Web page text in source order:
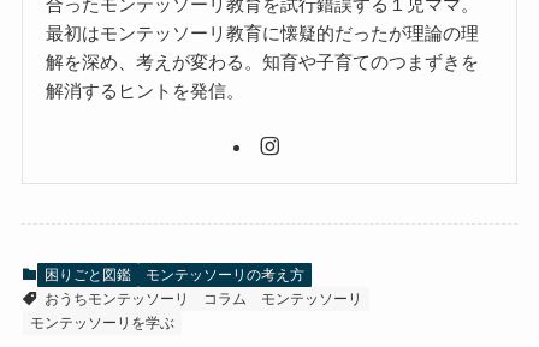
合ったモンテッソーリ教育を試行錯誤する１児ママ。
最初はモンテッソーリ教育に懐疑的だったが理論の理
解を深め、考えが変わる。知育や子育てのつまずきを
解消するヒントを発信。
困りごと図鑑
モンテッソーリの考え方
おうちモンテッソーリ
コラム
モンテッソーリ
モンテッソーリを学ぶ